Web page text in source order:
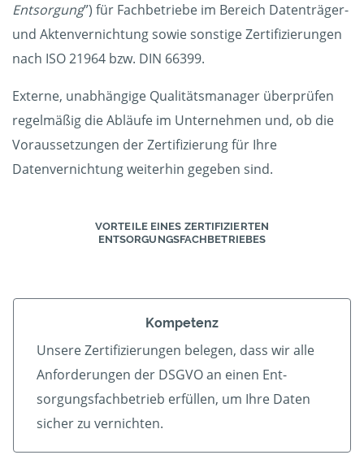
Entsorgung”) für Fachbetriebe im Bereich Datenträger-
und Aktenvernichtung sowie sonstige Zertifizierungen
nach ISO 21964 bzw. DIN 66399.
Externe, unabhängige Qualitätsmanager überprüfen
regelmäßig die Abläufe im Unternehmen und, ob die
Voraussetzungen der Zertifizierung für Ihre
Datenvernichtung weiterhin gegeben sind.
VORTEILE EINES ZERTIFIZIERTEN
ENTSORGUNGSFACHBETRIEBES
Kompetenz
Unsere Zertifizierungen belegen, dass wir alle
An­forder­ungen der DSGVO an einen Ent­
sorgungs­fach­betrieb er­füllen, um Ihre Daten
sicher zu vernichten.